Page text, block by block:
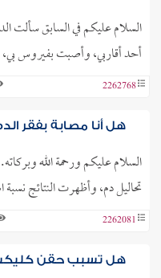
السلام عليكم في السابق
أحد أقاربي، وأصبت بفيروس
2262768
هل أنا مصابة بفقر
السلام عليكم ورحمة الله
تحاليل دم، وأظهرت النتائج
2262081
هل تسبب حقن كليكسان